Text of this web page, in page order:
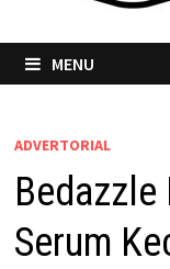
MENU
ADVERTORIAL
Bedazzle
Serum